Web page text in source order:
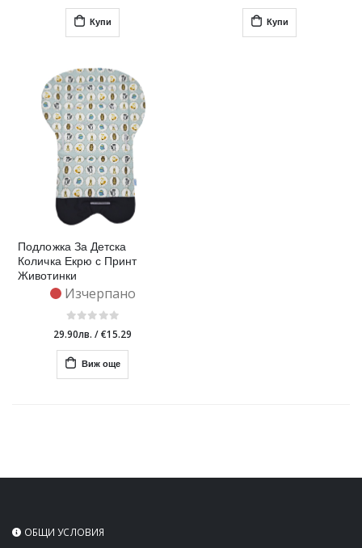
Купи Купи
Подложка За Детска
Количка Екрю с Принт
Животинки
Изчерпано
29.90лв. /€15.29
Виж още
ОБЩИ УСЛОВИЯ